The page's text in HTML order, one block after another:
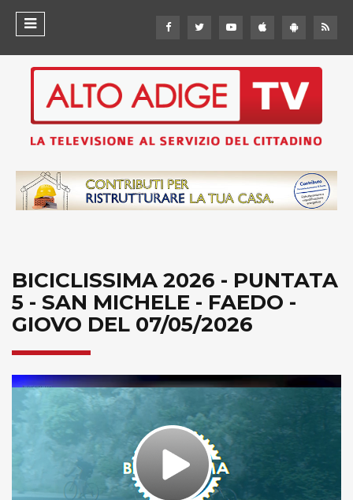
BICICLISSIMA 2026 - PUNTATA
5 - SAN MICHELE - FAEDO -
GIOVO DEL 07/05/2026
Play